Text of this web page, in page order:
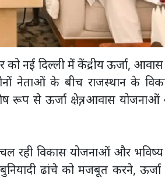
नई दिल्ली में केंद्रीय ऊर्जा, आवास
नेताओं के बीच राजस्थान के
रूप से ऊर्जा क्षेत्र, आवास
चल रही विकास योजनाओं और
ढांचे को मजबूत करने, ऊर्जा